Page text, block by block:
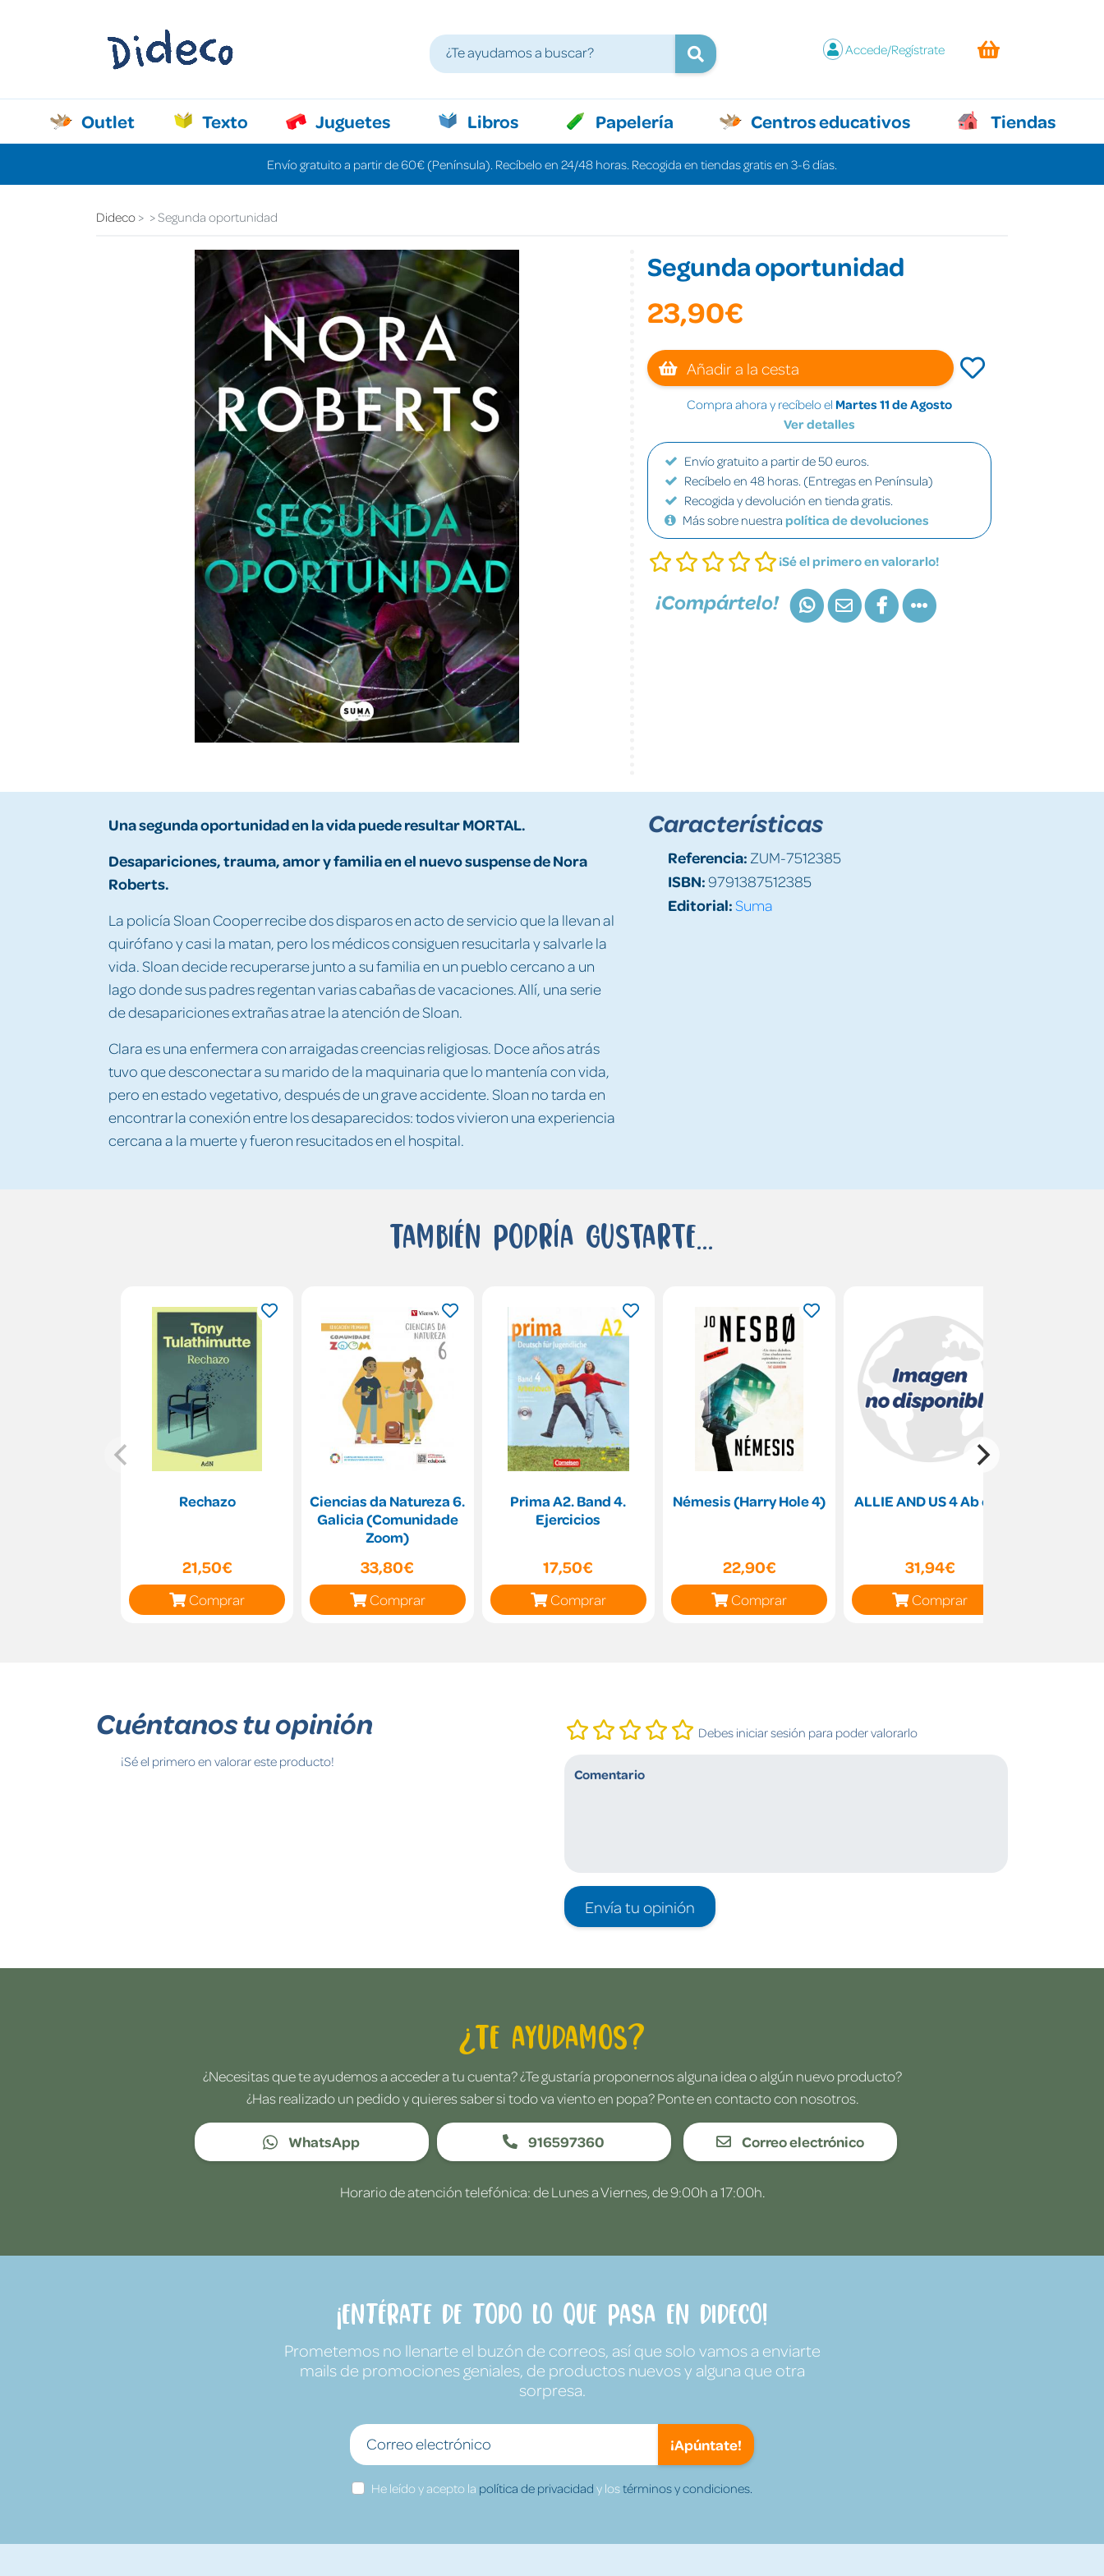
Accede/Regístrate
Outlet Texto Juguetes Libros Papelería Centros educativos Tiendas
Envío gratuito a partir de 60€ (Península). Recíbelo en 24/48 horas. Recogida en tiendas gratis en 3-6 días.
Dideco Segunda oportunidad
Segunda oportunidad
23,90€
Añadir a la cesta
Compra ahora y recíbelo el Martes 11 de Agosto
Ver detalles
Envío gratuito a partir de 50 euros.
Recíbelo en 48 horas. (Entregas en Península)
Recogida y devolución en tienda gratis.
Más sobre nuestra política de devoluciones
¡Sé el primero en valorarlo!
¡Compártelo!
Una segunda oportunidad en la vida puede resultar MORTAL.
Desapariciones, trauma, amor y familia en el nuevo suspense de Nora
Roberts.
La policía Sloan Cooper recibe dos disparos en acto de servicio que la llevan al
quirófano y casi la matan, pero los médicos consiguen resucitarla y salvarle la
vida. Sloan decide recuperarse junto a su familia en un pueblo cercano a un
lago donde sus padres regentan varias cabañas de vacaciones. Allí, una serie
de desapariciones extrañas atrae la atención de Sloan.
Clara es una enfermera con arraigadas creencias religiosas. Doce años atrás
tuvo que desconectar a su marido de la maquinaria que lo mantenía con vida,
pero en estado vegetativo, después de un grave accidente. Sloan no tarda en
encontrar la conexión entre los desaparecidos: todos vivieron una experiencia
cercana a la muerte y fueron resucitados en el hospital.
Características
Referencia: ZUM-7512385
ISBN:9791387512385
Editorial:Suma
También podría gustarte...
Rechazo
21,50€
Comprar
Ciencias da Natureza 6.
Galicia (Comunidade
Zoom)
33,80€
Comprar
Prima A2. Band 4.
Ejercicios
17,50€
Comprar
Némesis (Harry Hole 4)
22,90€
Comprar
ALLIE AND US 4 Ab ePk
31,94€
Comprar
Cuéntanos tu opinión
¡Sé el primero en valorar este producto!
Debes iniciar sesión para poder valorarlo
Envía tu opinión
¿Te ayudamos?
¿Necesitas que te ayudemos a acceder a tu cuenta? ¿Te gustaría proponernos alguna idea o algún nuevo producto?
¿Has realizado un pedido y quieres saber si todo va viento en popa? Ponte en contacto con nosotros.
WhatsApp 916597360 Correo electrónico
Horario de atención telefónica: de Lunes a Viernes, de 9:00h a 17:00h.
¡Entérate de todo lo que pasa en Dideco!
Prometemos no llenarte el buzón de correos, así que solo vamos a enviarte
mails de promociones geniales, de productos nuevos y alguna que otra
sorpresa.
¡Apúntate!
He leído y acepto la política de privacidad y lostérminos y condiciones.